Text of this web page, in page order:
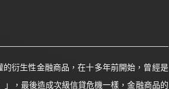
衍生性金融商品，在十多年前開始，曾經是
，最後造成次級信貸危機一樣，金融商品的